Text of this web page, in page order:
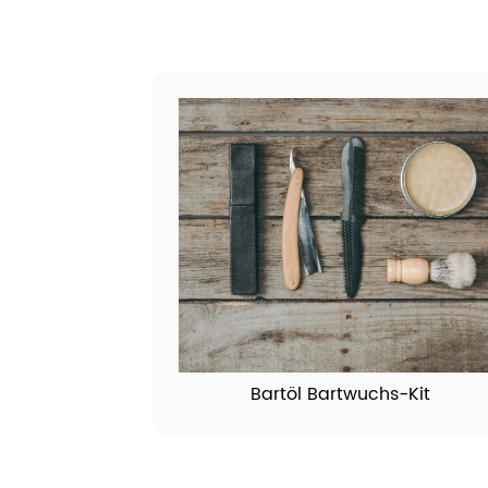
Bartöl Bartwuchs-Kit